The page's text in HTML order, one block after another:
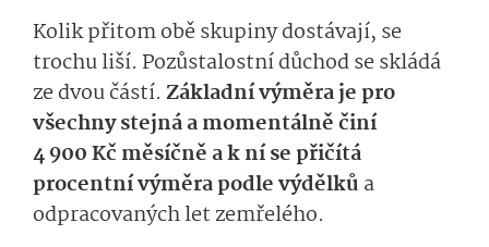
Kolik přitom obě skupiny dostávají, se
trochu liší. Pozůstalostní důchod se skládá
ze dvou částí. Základní výměra je pro
všechny stejná a momentálně činí
4 900 Kč měsíčně a k ní se přičítá
procentní výměra podle výdělků a
odpracovaných let zemřelého.